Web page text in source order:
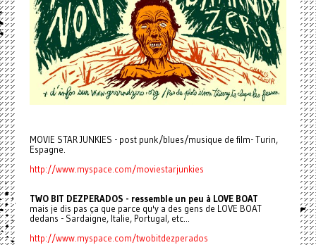
MOVIE STAR JUNKIES - post punk/blues/musique de film- Turin,
Espagne.
http://www.myspace.com/moviestarjunkies
TWO BIT DEZPERADOS - ressemble un peu à LOVE BOAT
mais je dis pas ça que parce qu'y a des gens de LOVE BOAT
dedans - Sardaigne, Italie, Portugal, etc...
http://www.myspace.com/twobitdezperados